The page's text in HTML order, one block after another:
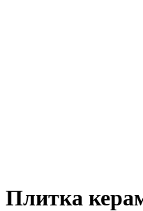
Плитка